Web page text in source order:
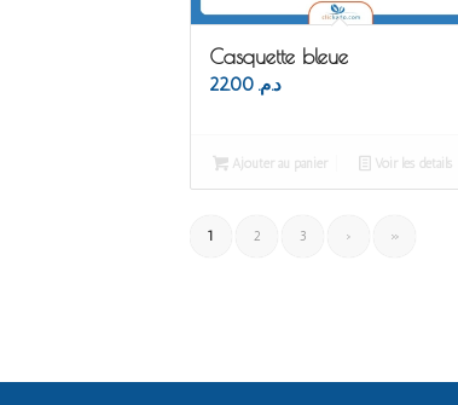
Casquette bleue
د.م. 22.00
Ajouter au panier Voir les détails
1 2 3 › »